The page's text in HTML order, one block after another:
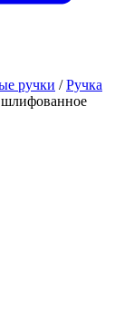
ручки /Ручка